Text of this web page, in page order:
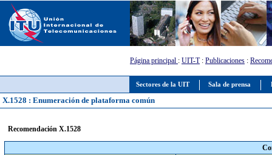
Sectores de la UIT Sala de prensa
Página principal : UIT-T: Publicaciones :
X.1528 : Enumeración de plataforma común
Recomendación X.1528